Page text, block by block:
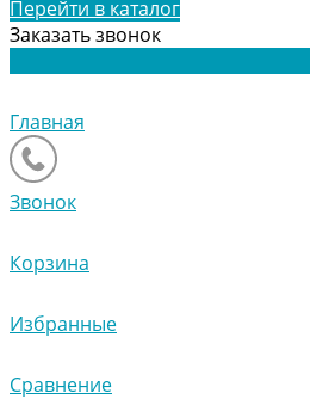
Перейти в каталог
Заказать звонок
Главная
Звонок
Корзина
Избранные
Сравнение